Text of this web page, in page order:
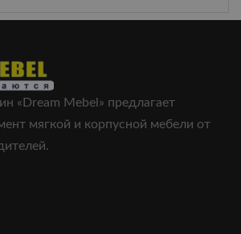
«Dream Mebel» предлагает
мягкой и корпусной мебели от